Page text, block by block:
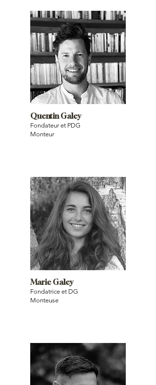
Quentin Galey
Fondateur et PDG
Monteur
Marie Galey
Fondatrice et DG
Monteuse